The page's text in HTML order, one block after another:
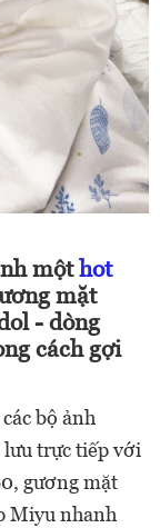
mộthot
mặt
- dòng
cách gợi
bộ ảnh
trực tiếp với
gương mặt
Miyu nhanh